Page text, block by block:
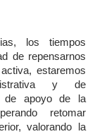
los tiempos
de repensarnos
estaremos
y de
de apoyo de la
retomar
valorando la